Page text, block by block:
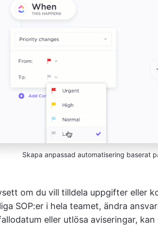
Skapa anpassad automatisering baserat
om du vill tilldela uppgifter eller
SOP:er i hela teamet, ändra
eller utlösa aviseringar,